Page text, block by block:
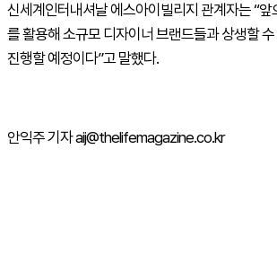
신세계인터내셔날 에스아이빌리지 관계자는 “
를 활용해 소규모 디자이너 브랜드들과 상생할
진행할 예정이다”고 말했다.
안익주 기자 aij@thelifemagazine.co.kr